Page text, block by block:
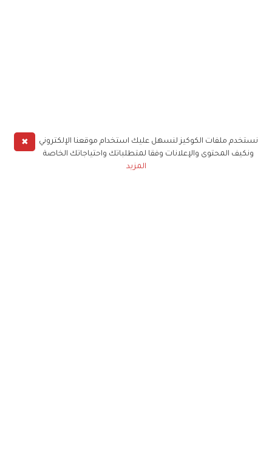
✖
نستخدم ملفات الكوكيز لنسهل عليك استخدام موقعنا الإلكتروني
ونكيف المحتوى والإعلانات وفقا لمتطلباتك واحتياجاتك الخاصة
المزيد